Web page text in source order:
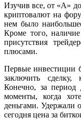
Изучив все, от «А»
криптовалют на
нем было
Кроме того,
присутствия
плюсами.
Первые инвестиции
заключить
Конечно, за период
моменты, когда
деньгами. Удержали
сегодня цена за